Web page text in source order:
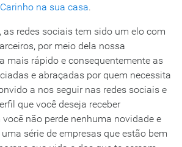
Carinho na sua casa.
as redes sociais tem sido um elo com
por meio dela nossa
mais rápido e consequentemente as
e abraçadas por quem necessita
a nos seguir nas redes sociais e
que você deseja receber
não perde nenhuma novidade e
série de empresas que estão bem